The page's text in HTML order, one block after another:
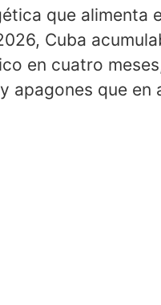
que alimenta
Cuba
en cuatro
y apagones que en